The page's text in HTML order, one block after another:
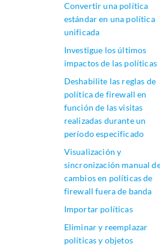
Convertir una política
estándar en una política
unificada
Investigue los últimos
impactos de las políticas
Deshabilite las reglas de
política de firewall en
función de las visitas
realizadas durante un
período especificado
Visualización y
sincronización manual
cambios en políticas de
firewall fuera de banda
Importar políticas
Eliminar y reemplazar
políticas y objetos